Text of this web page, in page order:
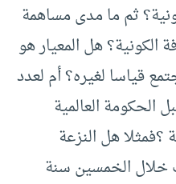
ثم ما مدى مساهمة
هل المعيار هو
قياسا لغيره؟ أم لعدد
الحكومة العالمية
؟فمثلا هل النزعة
خلال الخمسين سنة